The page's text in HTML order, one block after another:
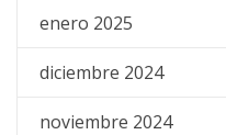
enero 2025
diciembre 2024
noviembre 2024